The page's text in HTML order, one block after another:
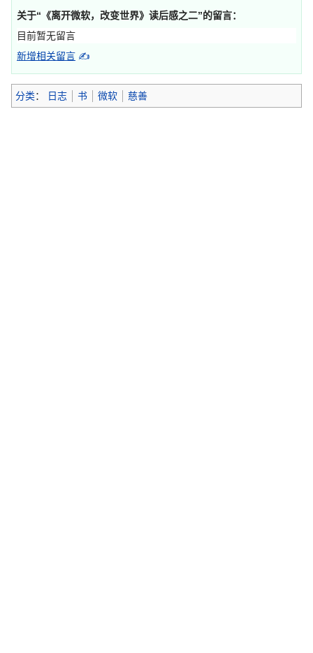
关于“ 《离开微软，改变世界》读后感之二”的留言：
目前暂无留言
新增相关留言 ✍
分类： 日志 书 微软 慈善